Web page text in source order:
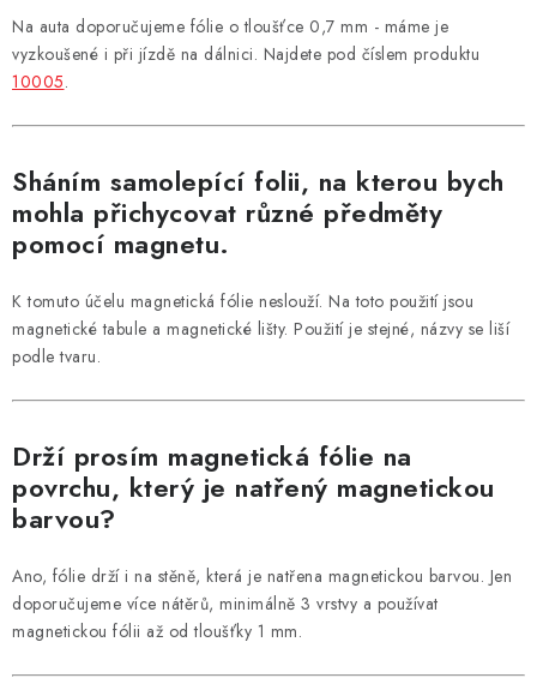
Na auta doporučujeme fólie o tloušťce 0,7 mm - máme je
vyzkoušené i při jízdě na dálnici. Najdete pod číslem produktu
10005.
Sháním samolepící folii, na kterou bych
mohla přichycovat různé předměty
pomocí magnetu.
K tomuto účelu magnetická fólie neslouží. Na toto použití jsou
magnetické tabule a magnetické lišty. Použití je stejné, názvy se liší
podle tvaru.
Drží prosím magnetická fólie na
povrchu, který je natřený magnetickou
barvou?
Ano, fólie drží i na stěně, která je natřena magnetickou barvou. Jen
doporučujeme více nátěrů, minimálně 3 vrstvy a používat
magnetickou fólii až od tloušťky 1 mm.